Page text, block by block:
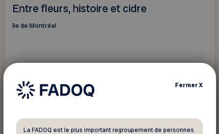
Entre fleurs, histoire et cidre
île de Montréal
FermerX
La FADOQ est le plus important regroupement de personnes